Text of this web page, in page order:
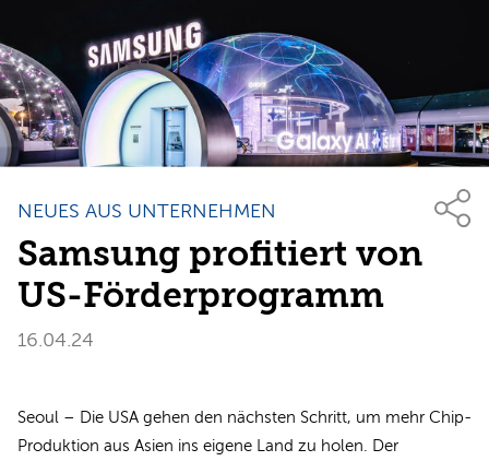
NEUES AUS UNTERNEHMEN
Samsung profitiert von
US-Förderprogramm
16.04.24
Seoul – Die USA gehen den nächsten Schritt, um mehr Chip-
Produktion aus Asien ins eigene Land zu holen. Der
Anmelden